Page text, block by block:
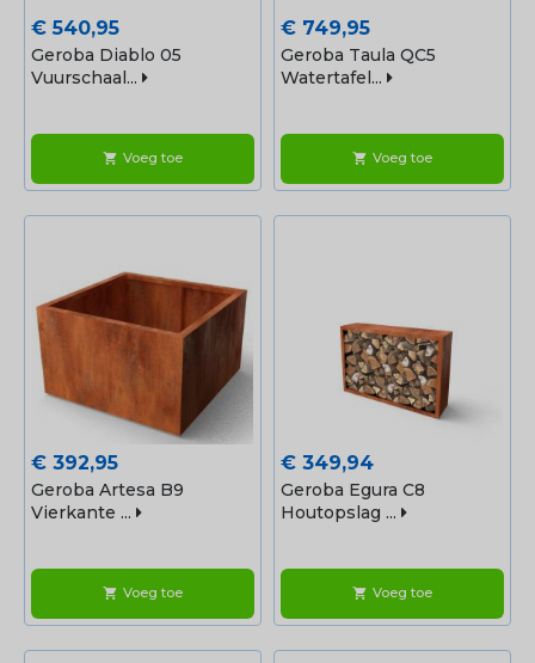
Prijs
€ 540,95
Geroba Diablo 05
Vuurschaal...
shopping_cart Voeg toe
Prijs
€ 749,95
Geroba Taula QC5
Watertafel...
shopping_cart Voeg toe
Prijs
€ 392,95
Geroba Artesa B9
Vierkante ...
shopping_cart Voeg toe
Prijs
€ 349,94
Geroba Egura C8
Houtopslag ...
shopping_cart Voeg toe